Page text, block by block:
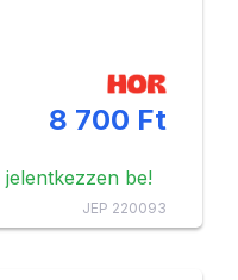
8 700 Ft
jelentkezzen be!
JEP 220093